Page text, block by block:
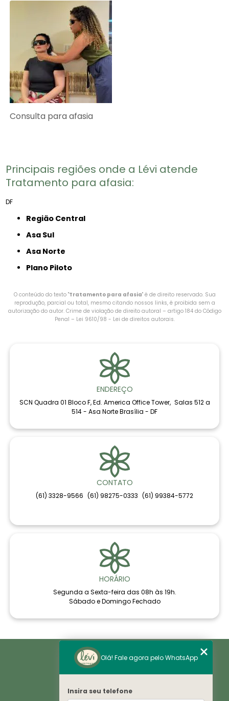
Consulta para afasia
Principais regiões onde a Lévi atende
Tratamento para afasia:
DF
Região Central
Asa Sul
Asa Norte
Plano Piloto
O conteúdo do texto "Tratamento para afasia" é de direito reservado. Sua
reprodução, parcial ou total, mesmo citando nossos links, é proibida sem a
autorização do autor. Crime de violação de direito autoral – artigo 184 do Código
Penal – Lei 9610/98 - Lei de direitos autorais.
ENDEREÇO
SCN Quadra 01 Bloco F, Ed. America Office Tower, Salas 512 a
514 - Asa Norte Brasília - DF
CONTATO
(61) 3328-9566 (61) 98275-0333 (61) 99384-5772
HORÁRIO
Segunda a Sexta-feira das 08h às 19h.
Sábado e Domingo Fechado
Áreas de Saúde
Histórico
VE
Olá! Fale agora pelo WhatsApp
Insira seu telefone